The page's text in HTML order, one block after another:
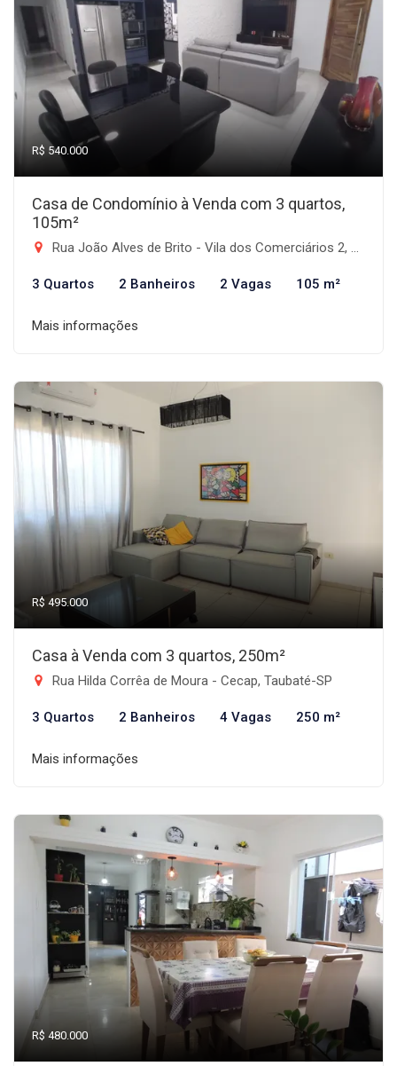
R$ 540.000
Casa de Condomínio à Venda com 3 quartos,
105m²
Rua João Alves de Brito - Vila dos Comerciários 2, Taubaté-SP
3 Quartos 2 Banheiros 2 Vagas 105 m²
Mais informações
R$ 495.000
Casa à Venda com 3 quartos, 250m²
Rua Hilda Corrêa de Moura - Cecap, Taubaté-SP
3 Quartos 2 Banheiros 4 Vagas 250 m²
Mais informações
R$ 480.000